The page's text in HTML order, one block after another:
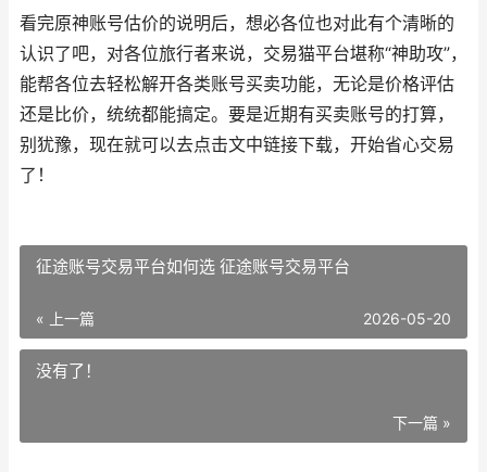
看完原神账号估价的说明后，想必各位也对此有个清晰的
认识了吧，对各位旅行者来说，交易猫平台堪称“神助攻”，
能帮各位去轻松解开各类账号买卖功能，无论是价格评估
还是比价，统统都能搞定。要是近期有买卖账号的打算，
别犹豫，现在就可以去点击文中链接下载，开始省心交易
了！
征途账号交易平台如何选 征途账号交易平台
« 上一篇 2026-05-20
没有了！
下一篇 »